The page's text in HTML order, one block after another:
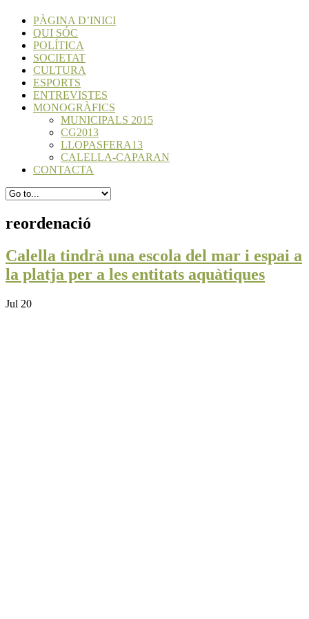
PÀGINA D’INICI
QUI SÓC
POLÍTICA
SOCIETAT
CULTURA
ESPORTS
ENTREVISTES
MONOGRÀFICS
MUNICIPALS 2015
CG2013
LLOPASFERA13
CALELLA-CAPARAN
CONTACTA
reordenació
Calella tindrà una escola del mar i espai a
la platja per a les entitats aquàtiques
Jul 20